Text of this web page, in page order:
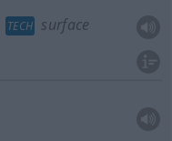
TECH surface